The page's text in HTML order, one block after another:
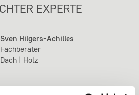
EXPERTE
Sven Hilgers-Achilles
Fachberater
Dach | Holz